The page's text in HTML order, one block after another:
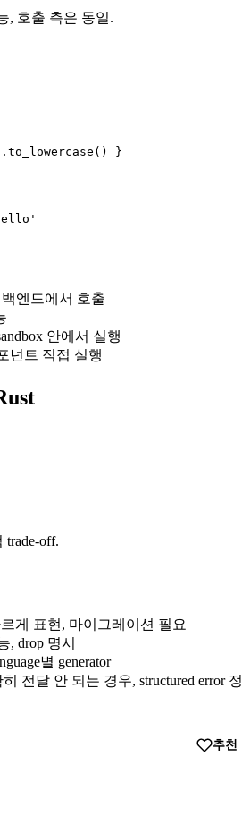
, 호출 측은 동일.
}
백엔드에서 호출
안에서 실행
넌트 직접 실행
off.
게 표현, 마이그레이션 필요
, drop 명시
별 generator
전달 안 되는 경우, structured error
추천